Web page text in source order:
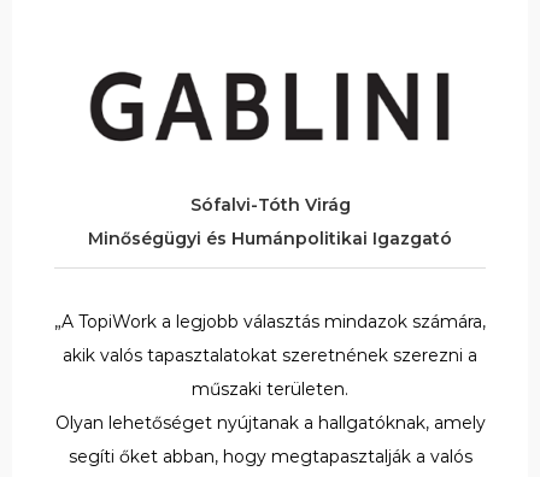
Sófalvi-Tóth Virág
Minőségügyi és Humánpolitikai Igazgató
„A TopiWork a legjobb választás mindazok számára,
akik valós tapasztalatokat szeretnének szerezni a
műszaki területen.
Olyan lehetőséget nyújtanak a hallgatóknak, amely
segíti őket abban, hogy megtapasztalják a valós